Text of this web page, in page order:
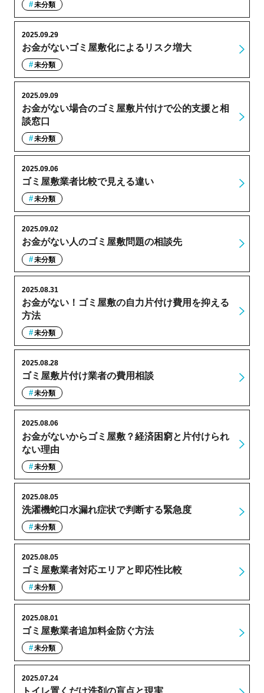
未分類
お金がないゴミ屋敷化によるリスク増大
2025.09.29
未分類
お金がない場合のゴミ屋敷片付けで公的支援と相
談窓口
2025.09.09
未分類
ゴミ屋敷業者比較で見える違い
2025.09.06
未分類
お金がない人のゴミ屋敷問題の相談先
2025.09.02
未分類
お金がない！ゴミ屋敷の自力片付け費用を抑える
方法
2025.08.31
未分類
ゴミ屋敷片付け業者の費用相談
2025.08.28
未分類
お金がないからゴミ屋敷？経済困窮と片付けられ
ない理由
2025.08.06
未分類
洗濯機蛇口水漏れ症状で判断する緊急度
2025.08.05
未分類
ゴミ屋敷業者対応エリアと即応性比較
2025.08.05
未分類
ゴミ屋敷業者追加料金防ぐ方法
2025.08.01
未分類
トイレ置くだけ洗剤の盲点と現実
2025.07.24